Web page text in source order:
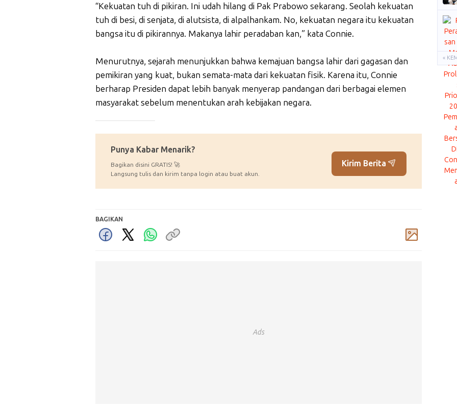
“Kekuatan tuh di pikiran. Ini udah hilang di Pak Prabowo sekarang. Seolah kekuatan
tuh di besi, di senjata, di alutsista, di alpalhankam. No, kekuatan negara itu kekuatan
bangsa itu di pikirannya. Makanya lahir peradaban kan,” kata Connie.
Menurutnya, sejarah menunjukkan bahwa kemajuan bangsa lahir dari gagasan dan
pemikiran yang kuat, bukan semata-mata dari kekuatan fisik. Karena itu, Connie
berharap Presiden dapat lebih banyak menyerap pandangan dari berbagai elemen
masyarakat sebelum menentukan arah kebijakan negara.
Punya Kabar Menarik?
Bagikan disini GRATIS! 🚀
Langsung tulis dan kirim tanpa login atau buat akun.
Kirim Berita
BAGIKAN
Ads
«